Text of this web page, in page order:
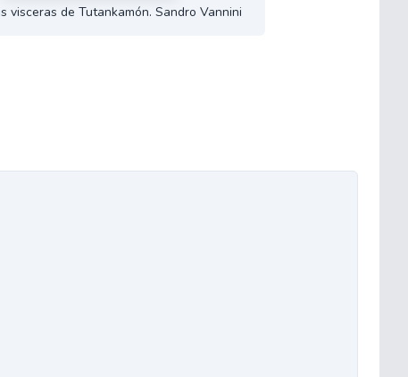
visceras de Tutankamón. Sandro Vannini